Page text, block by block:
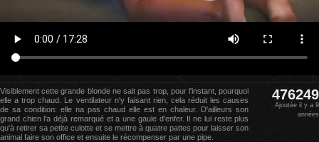
Visiblement cette grande blonde ne sait pas trop, pour l'instant, pourquoi
elle a trop chaud. Le ventilateur n'y faisant rien, cela réduit les causes
de sa condition: elle na pas chaud elle est en chaleur. D'ailleurs son
grand chien l'a déjà remarqué et a une gaule d'enfer. Il ne lui reste plus
qu'à retirer sa petite culotte et se mettre à quatre pattes pour laisser son
animal faire son office et ensuite le récompenser par une pipe.
476249
Ajoutée il y a 9
années